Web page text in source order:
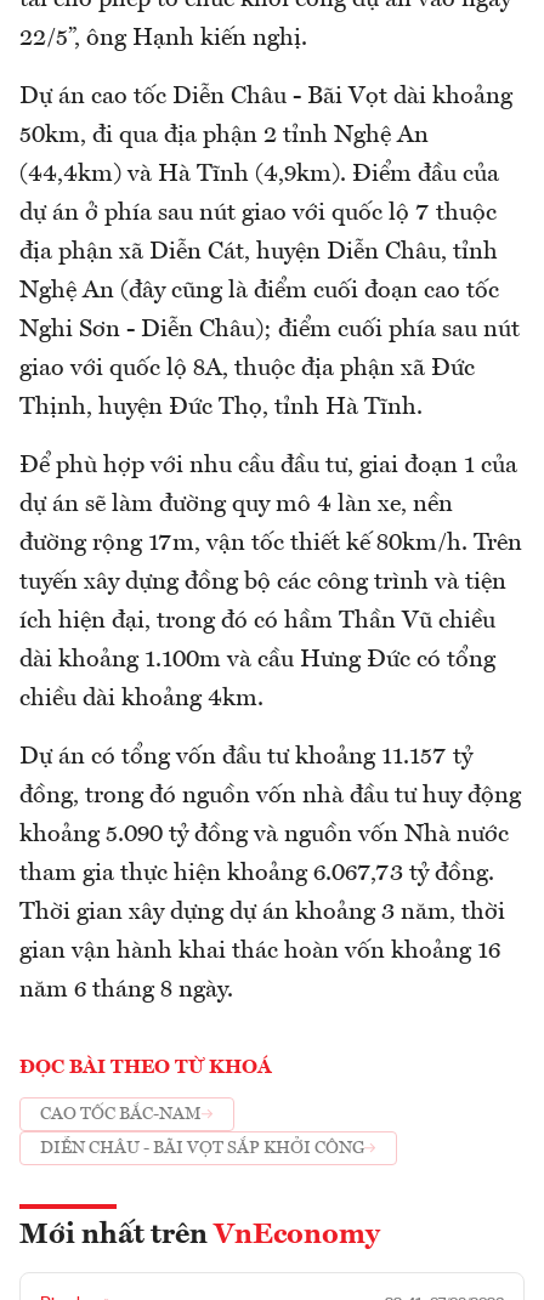
22/5”, ông Hạnh kiến nghị.
Dự án cao tốc Diễn Châu - Bãi Vọt dài khoảng
50km, đi qua địa phận 2 tỉnh Nghệ An
(44,4km) và Hà Tĩnh (4,9km). Điểm đầu của
dự án ở phía sau nút giao với quốc lộ 7 thuộc
địa phận xã Diễn Cát, huyện Diễn Châu, tỉnh
Nghệ An (đây cũng là điểm cuối đoạn cao tốc
Nghi Sơn - Diễn Châu); điểm cuối phía sau nút
giao với quốc lộ 8A, thuộc địa phận xã Đức
Thịnh, huyện Đức Thọ, tỉnh Hà Tĩnh.
Để phù hợp với nhu cầu đầu tư, giai đoạn 1 của
dự án sẽ làm đường quy mô 4 làn xe, nền
đường rộng 17m, vận tốc thiết kế 80km/h. Trên
tuyến xây dựng đồng bộ các công trình và tiện
ích hiện đại, trong đó có hầm Thần Vũ chiều
dài khoảng 1.100m và cầu Hưng Đức có tổng
chiều dài khoảng 4km.
Dự án có tổng vốn đầu tư khoảng 11.157 tỷ
đồng, trong đó nguồn vốn nhà đầu tư huy động
khoảng 5.090 tỷ đồng và nguồn vốn Nhà nước
tham gia thực hiện khoảng 6.067,73 tỷ đồng.
Thời gian xây dựng dự án khoảng 3 năm, thời
gian vận hành khai thác hoàn vốn khoảng 16
năm 6 tháng 8 ngày.
ĐỌC BÀI THEO TỪ KHOÁ
CAO TỐC BẮC-NAM
DIỄN CHÂU - BÃI VỌT SẮP KHỞI CÔNG
Mới nhất trên VnEconomy